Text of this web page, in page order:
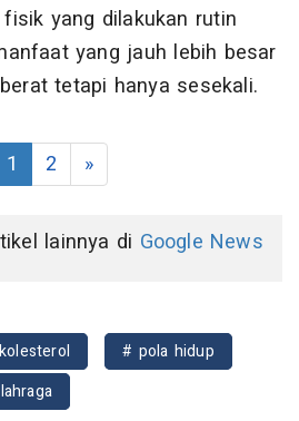
yang dilakukan rutin
yang jauh lebih besar
tetapi hanya sesekali.
1 2 »
lainnya di Google News
# pola hidup